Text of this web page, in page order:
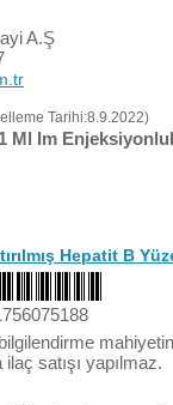
A.Ş
Tarihi:8.9.2022)
Ml Im
Hepatit B
satışı yapılmaz.